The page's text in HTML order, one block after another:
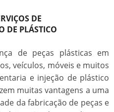
DE
DE PLÁSTICO
de peças plásticas em
veículos, móveis e muitos
e injeção de plástico
muitas vantagens a uma
da fabricação de peças e